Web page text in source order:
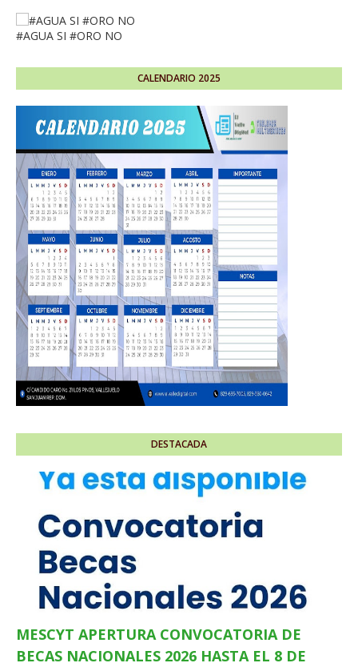
#AGUA SI #ORO NO
CALENDARIO 2025
DESTACADA
MESCYT APERTURA CONVOCATORIA DE
BECAS NACIONALES 2026 HASTA EL 8 DE